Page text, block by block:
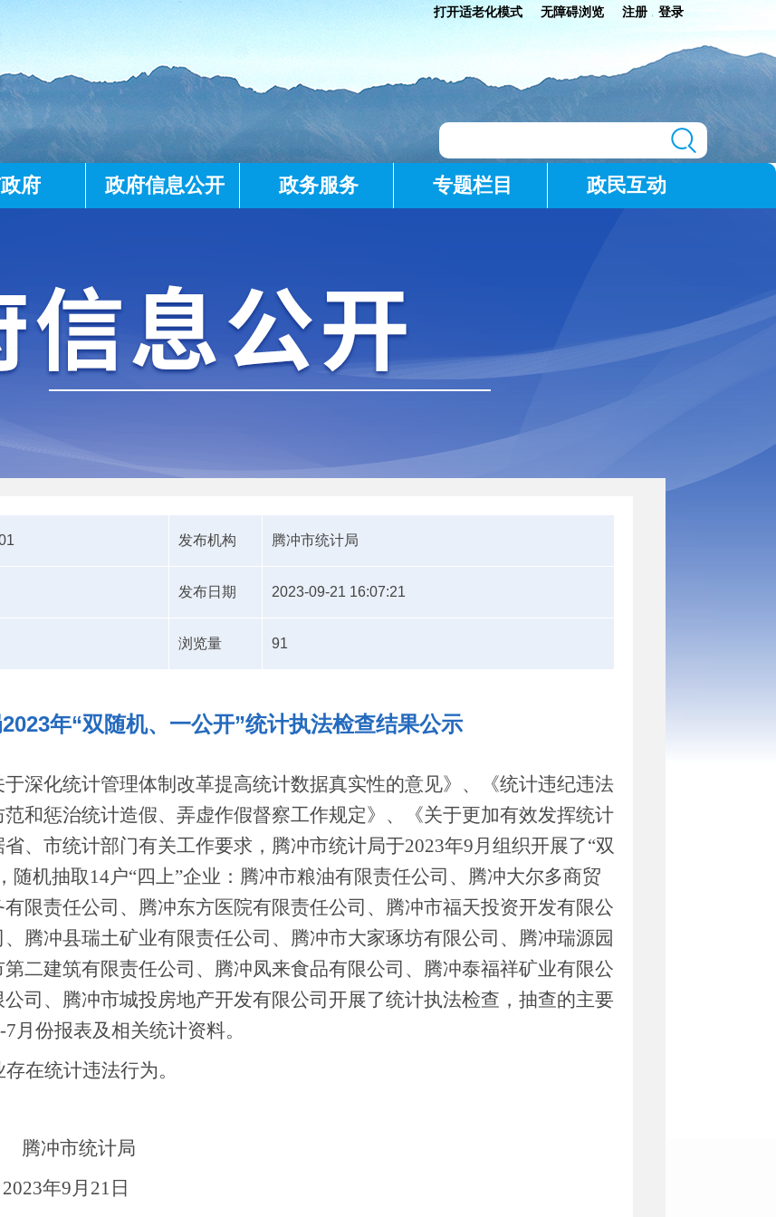
打开适老化模式 无障碍浏览 注册 登录
府 政府信息公开 政务服务 专题栏目 政民互动
发布机构 腾冲市统计局
发布日期 2023-09-21 16:07:21
浏览量 91
年“双随机、一公开”统计执法检查结果公示
深化统计管理体制改革提高统计数据真实性的意见》、《统计违纪违法
和惩治统计造假、弄虚作假督察工作规定》、《关于更加有效发挥统计
、市统计部门有关工作要求，腾冲市统计局于2023年9月组织开展了“双
随机抽取 14户“四上”企业：腾冲市粮油有限责任公司、腾冲大尔多商贸
限责任公司、腾冲东方医院有限责任公司、腾冲市福天投资开发有限公
腾冲县瑞土矿业有限责任公司、腾冲市大家琢坊有限公司、腾冲瑞源园
二建筑有限责任公司、腾冲凤来食品有限公司、腾冲泰福祥矿业有限公
司、腾冲市城投房地产开发有限公司开展了统计执法检查，抽查的主要
7月份报表及相关统计资料。
存在统计违法行为。
腾冲市统计局
2023年9月 21 日